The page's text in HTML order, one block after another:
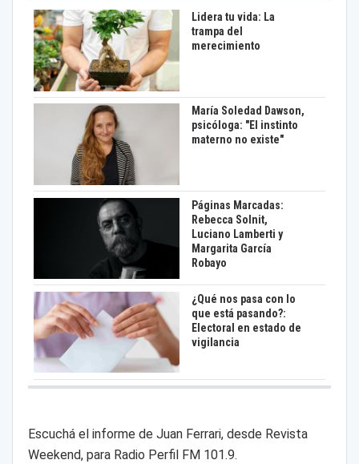
Lidera tu vida: La
trampa del
merecimiento
María Soledad Dawson,
psicóloga: "El instinto
materno no existe"
Páginas Marcadas:
Rebecca Solnit,
Luciano Lamberti y
Margarita García
Robayo
¿Qué nos pasa con lo
que está pasando?:
Electoral en estado de
vigilancia
Escuchá el informe de Juan Ferrari, desde Revista
Weekend, para Radio Perfil FM 101.9.